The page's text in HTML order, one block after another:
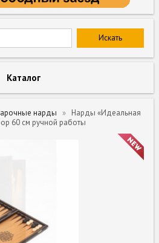
Каталог
нарды
Нарды «Идеальная
60 см ручной работы